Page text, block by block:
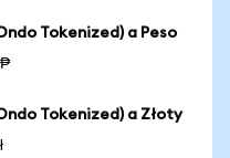
Tokenized) a Peso
Tokenized) a Złoty